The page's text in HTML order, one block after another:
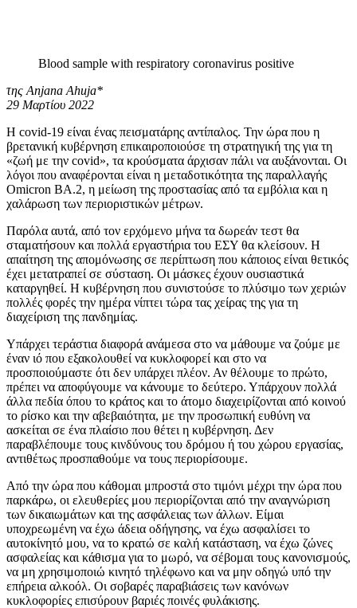
Blood sample with respiratory coronavirus positive
της Anjana Ahuja*
29 Μαρτίου 2022
Η covid-19 είναι ένας πεισματάρης αντίπαλος. Την ώρα που η
βρετανική κυβέρνηση επικαιροποιούσε τη στρατηγική της για τη
«ζωή με την covid», τα κρούσματα άρχισαν πάλι να αυξάνονται. Οι
λόγοι που αναφέρονται είναι η μεταδοτικότητα της παραλλαγής
Omicron BA.2, η μείωση της προστασίας από τα εμβόλια και η
χαλάρωση των περιοριστικών μέτρων.
Παρόλα αυτά, από τον ερχόμενο μήνα τα δωρεάν τεστ θα
σταματήσουν και πολλά εργαστήρια του ΕΣΥ θα κλείσουν. Η
απαίτηση της απομόνωσης σε περίπτωση που κάποιος είναι θετικός
έχει μετατραπεί σε σύσταση. Οι μάσκες έχουν ουσιαστικά
καταργηθεί. Η κυβέρνηση που συνιστούσε το πλύσιμο των χεριών
πολλές φορές την ημέρα νίπτει τώρα τας χείρας της για τη
διαχείριση της πανδημίας.
Υπάρχει τεράστια διαφορά ανάμεσα στο να μάθουμε να ζούμε με
έναν ιό που εξακολουθεί να κυκλοφορεί και στο να
προσποιούμαστε ότι δεν υπάρχει πλέον. Αν θέλουμε το πρώτο,
πρέπει να αποφύγουμε να κάνουμε το δεύτερο. Υπάρχουν πολλά
άλλα πεδία όπου το κράτος και το άτομο διαχειρίζονται από κοινού
το ρίσκο και την αβεβαιότητα, με την προσωπική ευθύνη να
ασκείται σε ένα πλαίσιο που θέτει η κυβέρνηση. Δεν
παραβλέπουμε τους κινδύνους του δρόμου ή του χώρου εργασίας,
αντιθέτως προσπαθούμε να τους περιορίσουμε.
Από την ώρα που κάθομαι μπροστά στο τιμόνι μέχρι την ώρα που
παρκάρω, οι ελευθερίες μου περιορίζονται από την αναγνώριση
των δικαιωμάτων και της ασφάλειας των άλλων. Είμαι
υποχρεωμένη να έχω άδεια οδήγησης, να έχω ασφαλίσει το
αυτοκίνητό μου, να το κρατώ σε καλή κατάσταση, να έχω ζώνες
ασφαλείας και κάθισμα για το μωρό, να σέβομαι τους κανονισμούς,
να μη χρησιμοποιώ κινητό τηλέφωνο και να μην οδηγώ υπό την
επήρεια αλκοόλ. Οι σοβαρές παραβιάσεις των κανόνων
κυκλοφορίες επισύρουν βαριές ποινές φυλάκισης.